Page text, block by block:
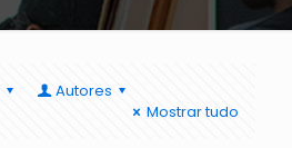
Autores
Mostrar tudo